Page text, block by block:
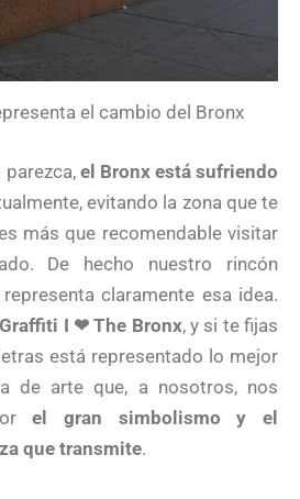
el cambio del Bronx
parezca, el Bronx está sufriendo
evitando la zona que te
más que recomendable visitar
De hecho nuestro rincón
claramente esa idea.
Graffiti I ❤ The Bronx, y si te fijas
está representado lo mejor
de arte que, a nosotros, nos
el gran simbolismo y el
que transmite.